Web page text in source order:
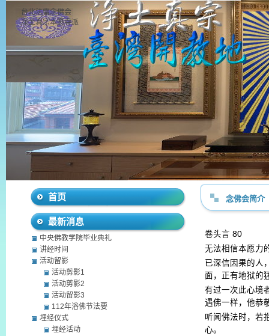
台北法雷念佛会
净土真宗本愿寺派
念佛会简介
卷头言 80
无法相信本愿力
已深信因果的人
面，正有地狱的
有过一次此心境
遇佛一样，他恭
听闻佛法时，若
心。
首页
最新消息
中央佛教学院毕业典礼
讲经时间
活动留影
活动剪影1
活动剪影2
活动留影3
112年浴佛节法要
埋经仪式
埋经活动